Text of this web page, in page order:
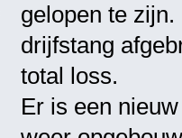
gelopen te
drijfstang
total loss.
Er is een